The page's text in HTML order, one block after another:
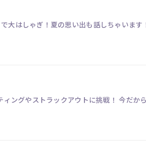
い出も話しちゃいます！ 出演者【樋口日奈、星野み
ングやストラックアウトに挑戦！ 今だか